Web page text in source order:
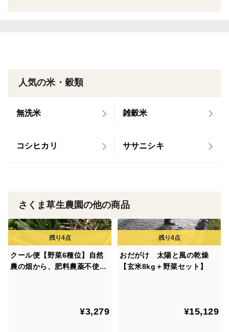
コシヒカリの血を引くお米にはない深い味があります。
籾の状態で保存しています。
人気の米・穀類
無洗米 雑穀米
コシヒカリ ササニシキ
さくま草生農園の他の商品
クール便【野菜6種位】自然
農の畑から、肥料農薬不使
¥3,279
おだがけ 太陽と風の乾燥
【玄米8kg＋野菜セット】
¥15,129